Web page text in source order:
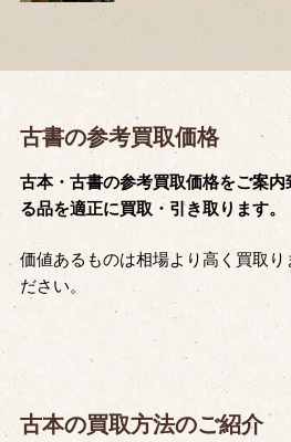
古書の参考買取価格
古本・古書の参考買取価格をご案
る品を適正に買取・引き取ります。
価値あるものは相場より高く買取り
ださい。
古本の買取方法のご紹介